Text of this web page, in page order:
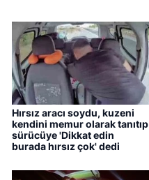
Hırsız aracı soydu, kuzeni
kendini memur olarak tanıtıp
sürücüye 'Dikkat edin
burada hırsız çok' dedi